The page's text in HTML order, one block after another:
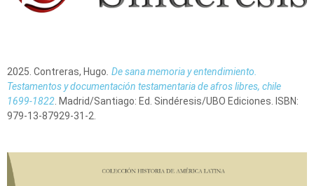
2025. Contreras, Hugo. De sana memoria y entendimiento.
Testamentos y documentación testamentaria de afros libres, chile
1699-1822. Madrid/Santiago: Ed. Sindéresis/UBO Ediciones. ISBN:
979-13-87929-31-2.